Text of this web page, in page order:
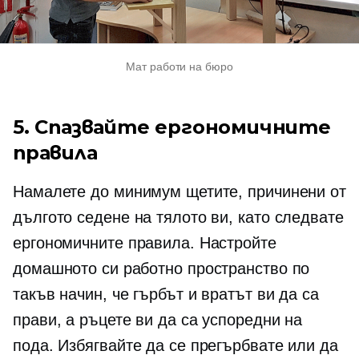
Мат работи на бюро
5. Спазвайте ергономичните
правила
Намалете до минимум щетите, причинени от
дългото седене на тялото ви, като следвате
ергономичните правила. Настройте
домашното си работно пространство по
такъв начин, че гърбът и вратът ви да са
прави, а ръцете ви да са успоредни на
пода. Избягвайте да се прегърбвате или да